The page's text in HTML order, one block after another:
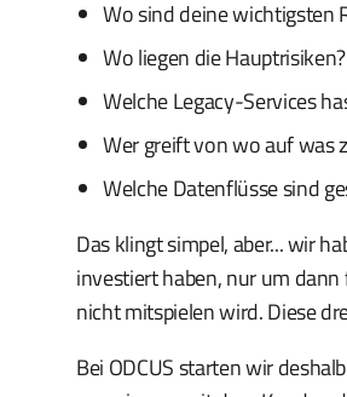
Wo sind deine wichtigsten
Wo liegen die Hauptrisiken?
Welche Legacy-Services
Wer greift von wo auf was
Welche Datenflüsse sind
Das klingt simpel, aber... wir
investiert haben, nur um
nicht mitspielen wird. Diese
Bei ODCUS starten wir